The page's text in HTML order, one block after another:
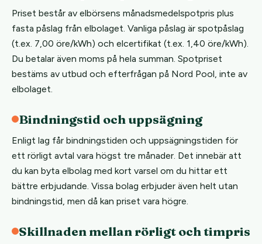
Priset består av elbörsens månadsmedelspotpris plus
fasta påslag från elbolaget. Vanliga påslag är spotpåslag
(t.ex. 7,00 öre/kWh) och elcertifikat (t.ex. 1,40 öre/kWh).
Du betalar även moms på hela summan. Spotpriset
bestäms av utbud och efterfrågan på Nord Pool, inte av
elbolaget.
Bindningstid och uppsägning
Enligt lag får bindningstiden och uppsägningstiden för
ett rörligt avtal vara högst tre månader. Det innebär att
du kan byta elbolag med kort varsel om du hittar ett
bättre erbjudande. Vissa bolag erbjuder även helt utan
bindningstid, men då kan priset vara högre.
Skillnaden mellan rörligt och timpris